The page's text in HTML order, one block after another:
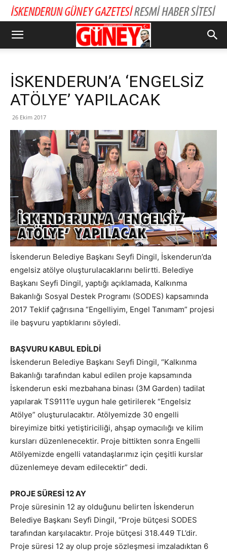
İSKENDERUN’A ‘ENGELSİZ
ATÖLYE’ YAPILACAK
26 Ekim 2017
İskenderun Belediye Başkanı Seyfi Dingil, İskenderun’da
engelsiz atölye oluşturulacaklarını belirtti. Belediye
Başkanı Seyfi Dingil, yaptığı açıklamada, Kalkınma
Bakanlığı Sosyal Destek Programı (SODES) kapsamında
2017 Teklif çağrısına “Engelliyim, Engel Tanımam” projesi
ile başvuru yaptıklarını söyledi.
BAŞVURU KABUL EDİLDİ
İskenderun Belediye Başkanı Seyfi Dingil, “Kalkınma
Bakanlığı tarafından kabul edilen proje kapsamında
İskenderun eski mezbahana binası (3M Garden) tadilat
yapılarak TS9111’e uygun hale getirilerek “Engelsiz
Atölye” oluşturulacaktır. Atölyemizde 30 engelli
bireyimize bitki yetiştiriciliği, ahşap oymacılığı ve kilim
kursları düzenlenecektir. Proje bittikten sonra Engelli
Atölyemizde engelli vatandaşlarımız için çeşitli kurslar
düzenlemeye devam edilecektir” dedi.
PROJE SÜRESİ 12 AY
Proje süresinin 12 ay olduğunu belirten İskenderun
Belediye Başkanı Seyfi Dingil, “Proje bütçesi SODES
tarafından karşılacaktır. Proje bütçesi 318.449 TL’dir.
Proje süresi 12 ay olup proje sözleşmesi imzaladıktan 6